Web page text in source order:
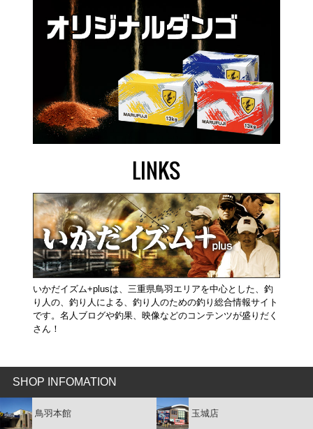
LINKS
いかだイズム+plusは、三重県鳥羽エリアを中心とした、釣
り人の、釣り人による、釣り人のための釣り総合情報サイト
です。名人ブログや釣果、映像などのコンテンツが盛りだく
さん！
SHOP INFOMATION
鳥羽本館 玉城店